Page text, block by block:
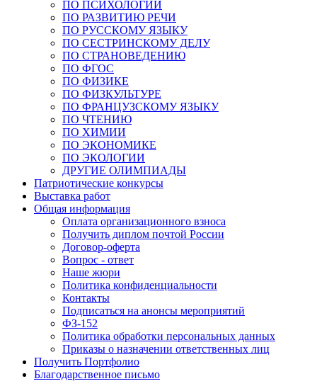
ПО ПСИХОЛОГИИ
ПО РАЗВИТИЮ РЕЧИ
ПО РУССКОМУ ЯЗЫКУ
ПО СЕСТРИНСКОМУ ДЕЛУ
ПО СТРАНОВЕДЕНИЮ
ПО ФГОС
ПО ФИЗИКЕ
ПО ФИЗКУЛЬТУРЕ
ПО ФРАНЦУЗСКОМУ ЯЗЫКУ
ПО ЧТЕНИЮ
ПО ХИМИИ
ПО ЭКОНОМИКЕ
ПО ЭКОЛОГИИ
ДРУГИЕ ОЛИМПИАДЫ
Патриотические конкурсы
Выставка работ
Общая информация
Оплата организационного взноса
Получить диплом почтой России
Договор-оферта
Вопрос - ответ
Наше жюри
Политика конфиденциальности
Контакты
Подписаться на анонсы мероприятий
ФЗ-152
Политика обработки персональных данных
Приказы о назначении ответственных лиц
Получить Портфолио
Благодарственное письмо